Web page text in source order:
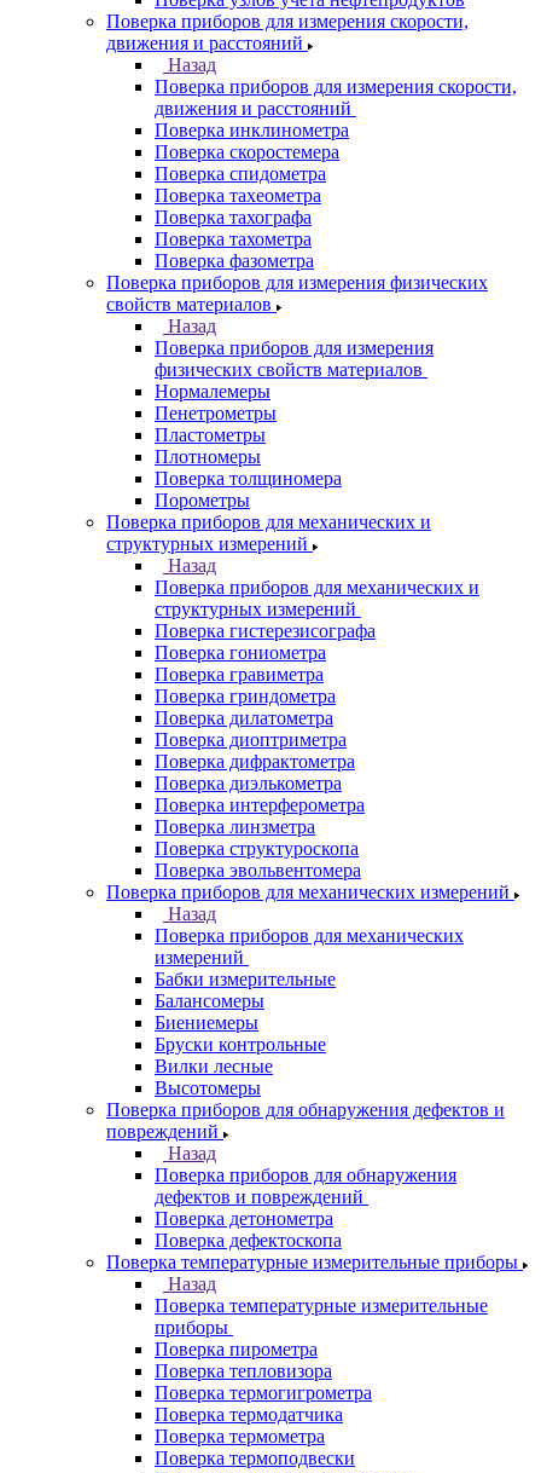
Поверка приборов для измерения скорости,
движения и расстояний
Назад
Поверка приборов для измерения скорости,
движения и расстояний
Поверка инклинометра
Поверка скоростемера
Поверка спидометра
Поверка тахеометра
Поверка тахографа
Поверка тахометра
Поверка фазометра
Поверка приборов для измерения физических
свойств материалов
Назад
Поверка приборов для измерения
физических свойств материалов
Нормалемеры
Пенетрометры
Пластометры
Плотномеры
Поверка толщиномера
Порометры
Поверка приборов для механических и
структурных измерений
Назад
Поверка приборов для механических и
структурных измерений
Поверка гистерезисографа
Поверка гониометра
Поверка гравиметра
Поверка гриндометра
Поверка дилатометра
Поверка диоптриметра
Поверка дифрактометра
Поверка диэлькометра
Поверка интерферометра
Поверка линзметра
Поверка структуроскопа
Поверка эвольвентомера
Поверка приборов для механических измерений
Назад
Поверка приборов для механических
измерений
Бабки измерительные
Балансомеры
Биениемеры
Бруски контрольные
Вилки лесные
Высотомеры
Поверка приборов для обнаружения дефектов и
повреждений
Назад
Поверка приборов для обнаружения
дефектов и повреждений
Поверка детонометра
Поверка дефектоскопа
Поверка температурные измерительные приборы
Назад
Поверка температурные измерительные
приборы
Поверка пирометра
Поверка тепловизора
Поверка термогигрометра
Поверка термодатчика
Поверка термометра
Поверка термоподвески